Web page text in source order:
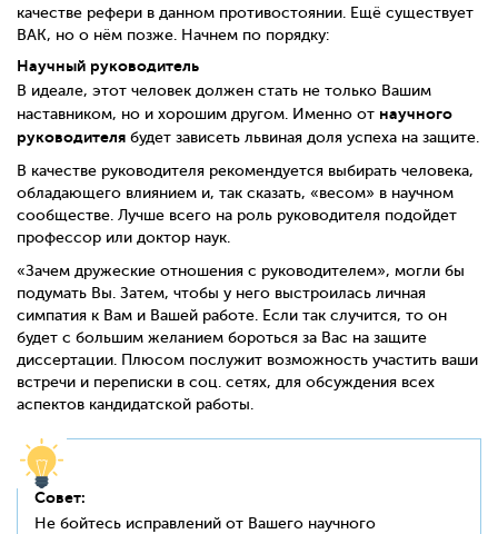
качестве рефери в данном противостоянии. Ещё существует
ВАК, но о нём позже. Начнем по порядку:
Научный руководитель
В идеале, этот человек должен стать не только Вашим
наставником, но и хорошим другом. Именно от научного
руководителя будет зависеть львиная доля успеха на защите.
В качестве руководителя рекомендуется выбирать человека,
обладающего влиянием и, так сказать, «весом» в научном
сообществе. Лучше всего на роль руководителя подойдет
профессор или доктор наук.
«Зачем дружеские отношения с руководителем», могли бы
подумать Вы. Затем, чтобы у него выстроилась личная
симпатия к Вам и Вашей работе. Если так случится, то он
будет с большим желанием бороться за Вас на защите
диссертации. Плюсом послужит возможность участить ваши
встречи и переписки в соц. сетях, для обсуждения всех
аспектов кандидатской работы.
Совет:
Не бойтесь исправлений от Вашего научного